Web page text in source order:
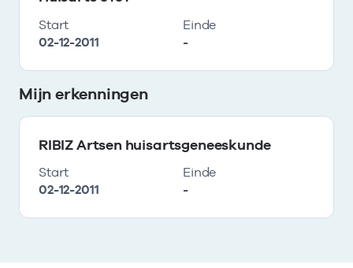
Start
02-12-2011
Einde
-
Mijn erkenningen
RIBIZ Artsen huisartsgeneeskunde
Start
02-12-2011
Einde
-